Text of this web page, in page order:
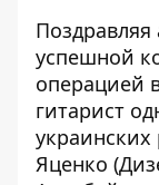
успешной
операцией
гитарист
украинских
Яценко